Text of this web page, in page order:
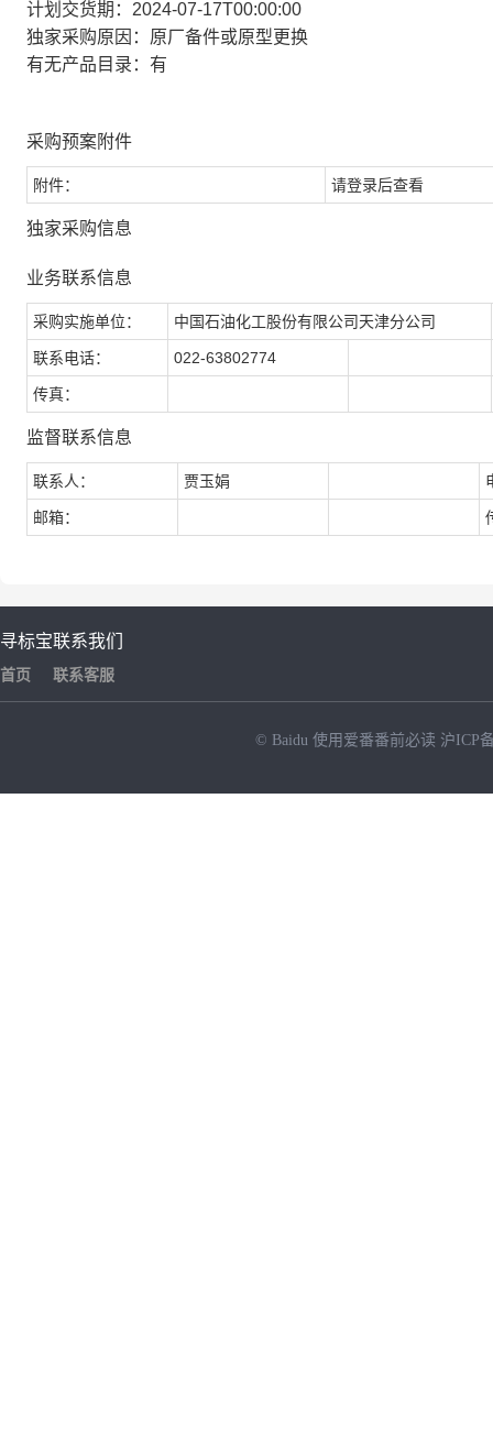
计划交货期：2024-07-17T00:00:00
独家采购原因：原厂备件或原型更换
有无产品目录：有
采购预案附件
附件： 请登录后查看
独家采购信息
业务联系信息
采购实施单位： 中国石油化工股份有限公司天津分公司
联系电话： 022-63802774
传真：
监督联系信息
联系人： 贾玉娟
邮箱：
寻标宝
首页
联系我们
联系客服
© Baidu 使用爱番番前必读 沪ICP